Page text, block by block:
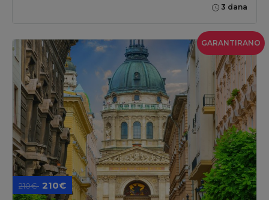
3 dana
GARANTIRANO
210€ 210€